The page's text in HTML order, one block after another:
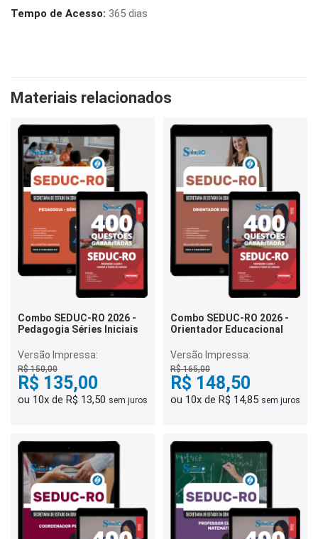
Tempo de Acesso: 365 dias
Materiais relacionados
Combo SEDUC-RO 2026 -
Pedagogia Séries Iniciais
Versão Impressa:
R$ 150,00
R$ 135,00
ou 10x de R$ 13,50 sem juros
Combo SEDUC-RO 2026 -
Orientador Educacional
Versão Impressa:
R$ 165,00
R$ 148,50
ou 10x de R$ 14,85 sem juros